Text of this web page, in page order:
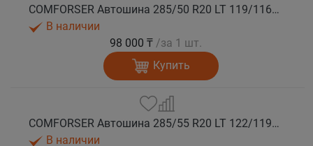
COMFORSER Автошина 285/50 R20 LT 119/116S CF1100 10PR RWL лето
В наличии
98 000 ₸ /за 1 шт.
Купить
COMFORSER Автошина 285/55 R20 LT 122/119S CF1100 10PR RWL лето
В наличии